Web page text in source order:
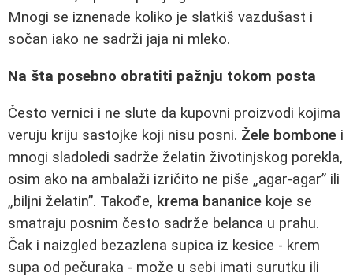
Mnogi se iznenade koliko je slatkiš vazdušast i
sočan iako ne sadrži jaja ni mleko.
Na šta posebno obratiti pažnju tokom posta
Često vernici i ne slute da kupovni proizvodi kojima
veruju kriju sastojke koji nisu posni. Žele bombone i
mnogi sladoledi sadrže želatin životinjskog porekla,
osim ako na ambalaži izričito ne piše „agar-agar” ili
„biljni želatin”. Takođe, krema bananice koje se
smatraju posnim često sadrže belanca u prahu.
Čak i naizgled bezazlena supica iz kesice - krem
supa od pečuraka - može u sebi imati surutku ili